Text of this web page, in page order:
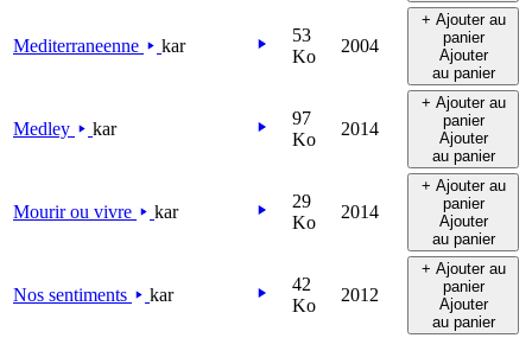
Mediterraneenne kar
53
Ko
2004
+ Ajouter au
panier
Ajouter
au panier
Medley kar
97
Ko
2014
+ Ajouter au
panier
Ajouter
au panier
Mourir ou vivre kar
29
Ko
2014
+ Ajouter au
panier
Ajouter
au panier
Nos sentiments kar
42
Ko
2012
+ Ajouter au
panier
Ajouter
au panier